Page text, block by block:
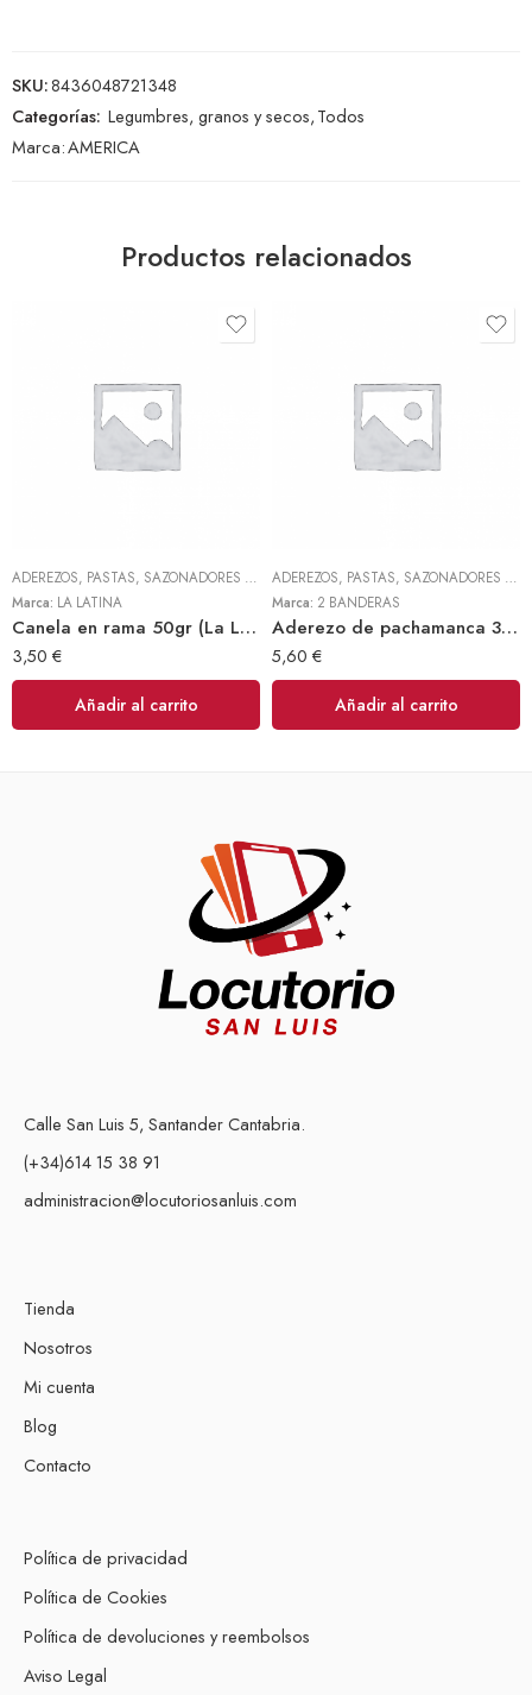
SKU:8436048721348
Categorías: Legumbres, granos y secos,Todos
Marca:AMERICA
Productos relacionados
ADEREZOS, PASTAS, SAZONADORES Y CONDIMENTOS ,TODOS
Marca: LA LATINA
Canela en rama 50gr (La Latina)
3,50 €
Añadir al carrito
ADEREZOS, PASTAS, SAZONADORES Y CONDIMENTOS
Marca: 2 BANDERAS
Aderezo de pachamanca 300gr (2 Banderas)
5,60 €
Añadir al carrito
Calle San Luis 5, Santander Cantabria.
(+34)614 15 38 91
administracion@locutoriosanluis.com
Tienda
Nosotros
Mi cuenta
Blog
Contacto
Política de privacidad
Política de Cookies
Política de devoluciones y reembolsos
Aviso Legal